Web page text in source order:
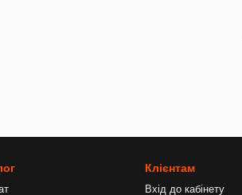
Клієнтам
Вхід до кабінету